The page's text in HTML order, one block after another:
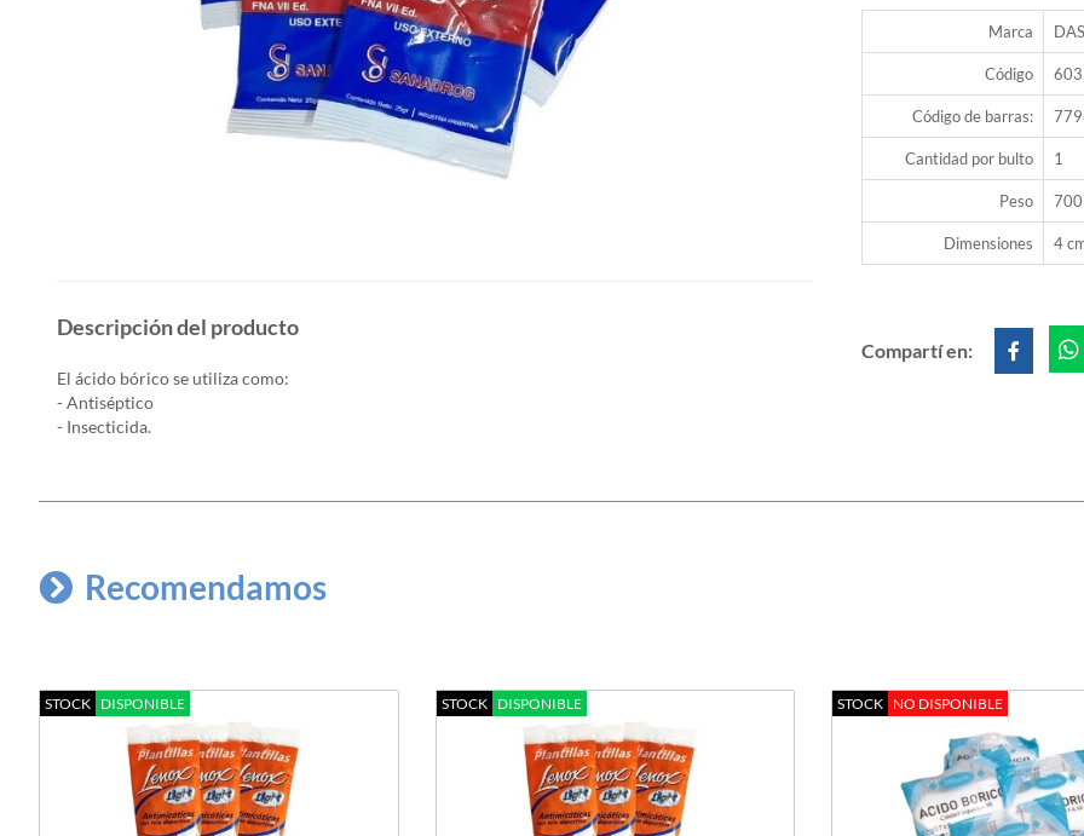
Marca
Código
Código de barras:
Cantidad por bulto 1
Peso
Dimensiones 4
Compartí en:
Descripción del producto
El ácido bórico se utiliza como:
- Antiséptico
- Insecticida.
Recomendamos
STOCK DISPONIBLE STOCK DISPONIBLE STOCK NO DISPONIBLE